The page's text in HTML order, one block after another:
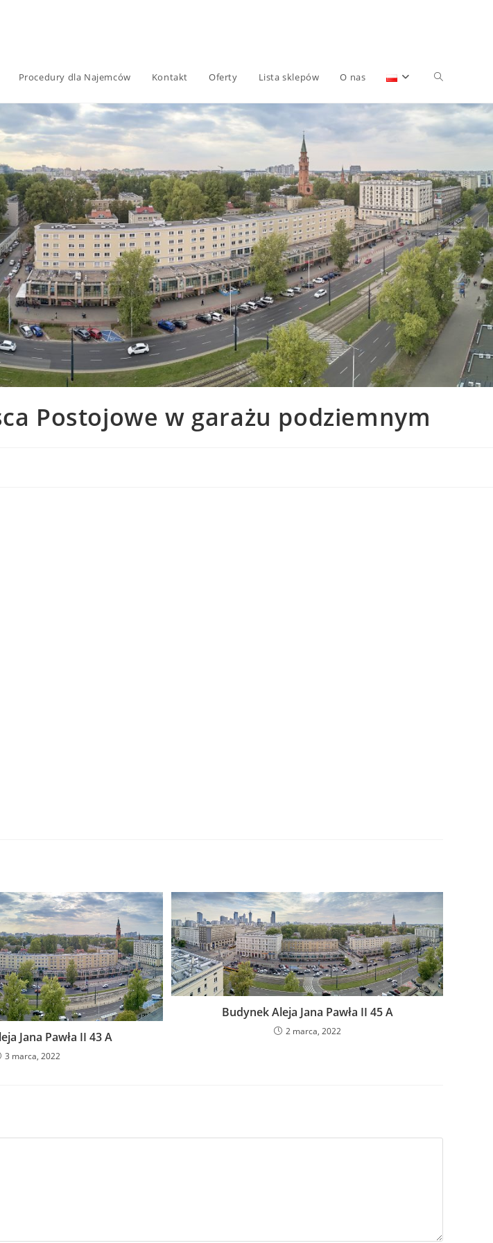
Procedury dla Najemców Kontakt Oferty Lista sklepów O nas Toggle
website
search
Postojowe w garażu podziemnym
Jana Pawła II 43 A
3 marca, 2022
Budynek Aleja Jana Pawła II 45 A
2 marca, 2022